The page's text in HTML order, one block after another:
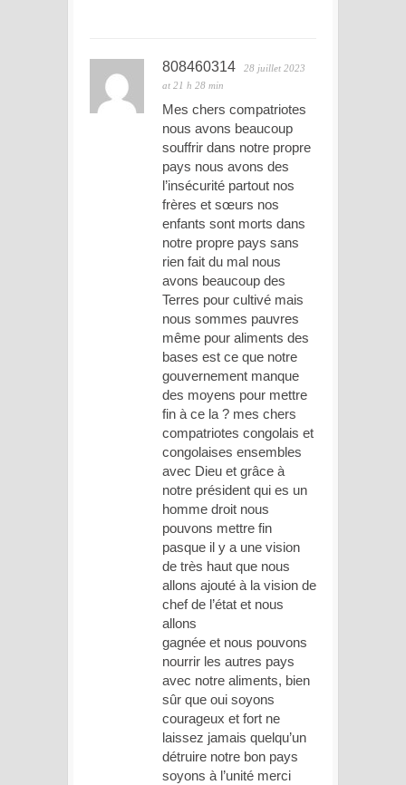
808460314
28 juillet 2023
at 21 h 28 min
Mes chers compatriotes
nous avons beaucoup
souffrir dans notre propre
pays nous avons des
l’insécurité partout nos
frères et sœurs nos
enfants sont morts dans
notre propre pays sans
rien fait du mal nous
avons beaucoup des
Terres pour cultivé mais
nous sommes pauvres
même pour aliments des
bases est ce que notre
gouvernement manque
des moyens pour mettre
fin à ce la ? mes chers
compatriotes congolais et
congolaises ensembles
avec Dieu et grâce à
notre président qui es un
homme droit nous
pouvons mettre fin
pasque il y a une vision
de très haut que nous
allons ajouté à la vision de
chef de l’état et nous
allons
gagnée et nous pouvons
nourrir les autres pays
avec notre aliments, bien
sûr que oui soyons
courageux et fort ne
laissez jamais quelqu’un
détruire notre bon pays
soyons à l’unité merci